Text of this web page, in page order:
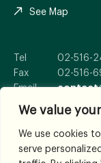
We value
We use cookies
serve
See Map
Tel
02-516-
Fax
02-516-
Email
© 2026